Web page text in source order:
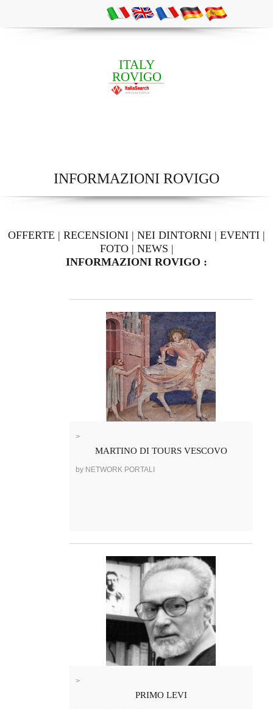
ITALY
ROVIGO
INFORMAZIONI ROVIGO
OFFERTE | RECENSIONI | NEI DINTORNI | EVENTI |
FOTO| NEWS |
INFORMAZIONI ROVIGO :
>
MARTINO DI TOURS VESCOVO
by NETWORK PORTALI
>
PRIMO LEVI